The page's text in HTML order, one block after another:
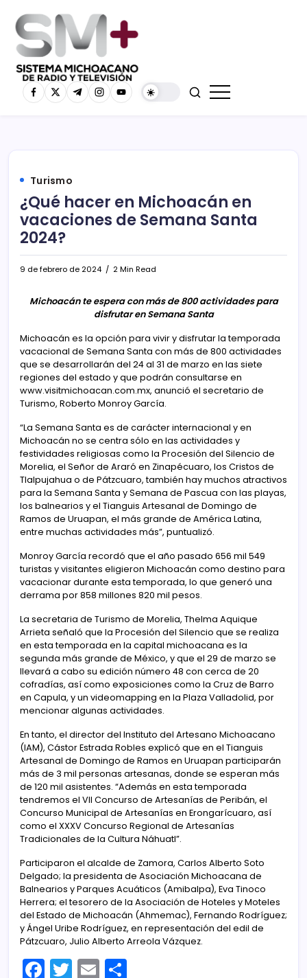
Turismo
¿Qué hacer en Michoacán en
vacaciones de Semana Santa
2024?
9 de febrero de 2024 2 Min Read
Michoacán te espera con más de 800 actividades para
disfrutar en Semana Santa
Michoacán es la opción para vivir y disfrutar la temporada
vacacional de Semana Santa con más de 800 actividades
que se desarrollarán del 24 al 31 de marzo en las siete
regiones del estado y que podrán consultarse en
www.visitmichoacan.com.mx, anunció el secretario de
Turismo, Roberto Monroy García.
“La Semana Santa es de carácter internacional y en
Michoacán no se centra sólo en las actividades y
festividades religiosas como la Procesión del Silencio de
Morelia, el Señor de Araró en Zinapécuaro, los Cristos de
Tlalpujahua o de Pátzcuaro, también hay muchos atractivos
para la Semana Santa y Semana de Pascua con las playas,
los balnearios y el Tianguis Artesanal de Domingo de
Ramos de Uruapan, el más grande de América Latina,
entre muchas actividades más”, puntualizó.
Monroy García recordó que el año pasado 656 mil 549
turistas y visitantes eligieron Michoacán como destino para
vacacionar durante esta temporada, lo que generó una
derrama por 858 millones 820 mil pesos.
La secretaria de Turismo de Morelia, Thelma Aquique
Arrieta señaló que la Procesión del Silencio que se realiza
en esta temporada en la capital michoacana es la
segunda más grande de México, y que el 29 de marzo se
llevará a cabo su edición número 48 con cerca de 20
cofradías, así como exposiciones como la Cruz de Barro
en Capula, y un videomapping en la Plaza Valladolid, por
mencionar algunas actividades.
En tanto, el director del Instituto del Artesano Michoacano
(IAM), Cástor Estrada Robles explicó que en el Tianguis
Artesanal de Domingo de Ramos en Uruapan participarán
más de 3 mil personas artesanas, donde se esperan más
de 120 mil asistentes. “Además en esta temporada
tendremos el VII Concurso de Artesanías de Peribán, el
Concurso Municipal de Artesanías en Erongarícuaro, así
como el XXXV Concurso Regional de Artesanías
Tradicionales de la Cultura Náhuatl”.
Participaron el alcalde de Zamora, Carlos Alberto Soto
Delgado; la presidenta de Asociación Michoacana de
Balnearios y Parques Acuáticos (Amibalpa), Eva Tinoco
Herrera; el tesorero de la Asociación de Hoteles y Moteles
del Estado de Michoacán (Ahmemac), Fernando Rodríguez;
y Ángel Uribe Rodríguez, en representación del edil de
Pátzcuaro, Julio Alberto Arreola Vázquez.
F T E